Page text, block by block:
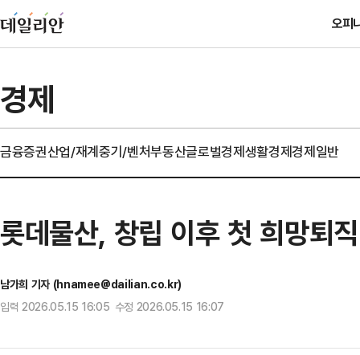
오피
경제
금융증권산업/재계중기/벤처부동산글로벌경제생활경제경제일반
롯데물산, 창립 이후 첫 희망퇴
남가희 기자 (hnamee@dailian.co.kr)
입력 2026.05.15 16:05 수정 2026.05.15 16:07